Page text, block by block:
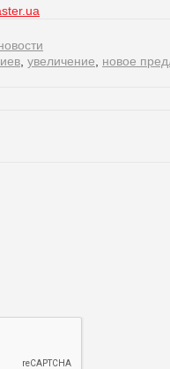
увеличение новое